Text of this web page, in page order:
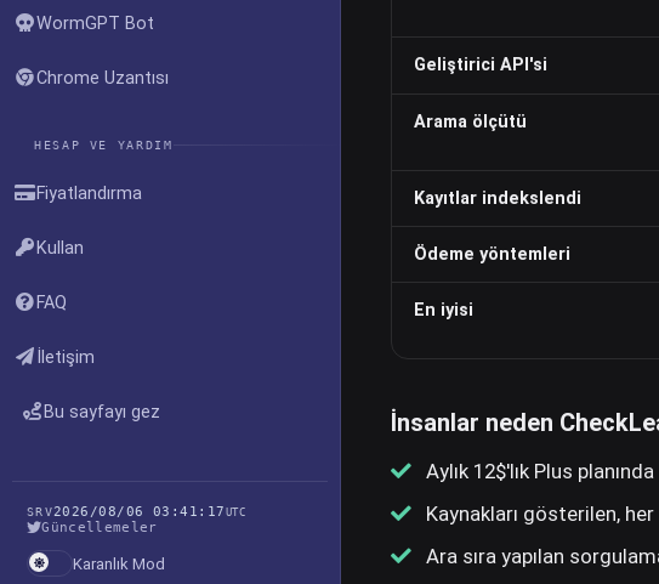
WormGPT Bot
Chrome Uzantısı
HESAP VE YARDIM
Fiyatlandırma
Kullan
FAQ
İletişim
Bu sayfayı gez
SRV2026/08/06 03:41:17UTC
Güncellemeler
Karanlık Mod
Geliştirici API'si
Arama ölçütü
Kayıtlar indekslendi
Ödeme yöntemleri
En iyisi
İnsanlar neden
Aylık 12$'lık Plus
Kaynakları gösterilen,
Ara sıra yapılan